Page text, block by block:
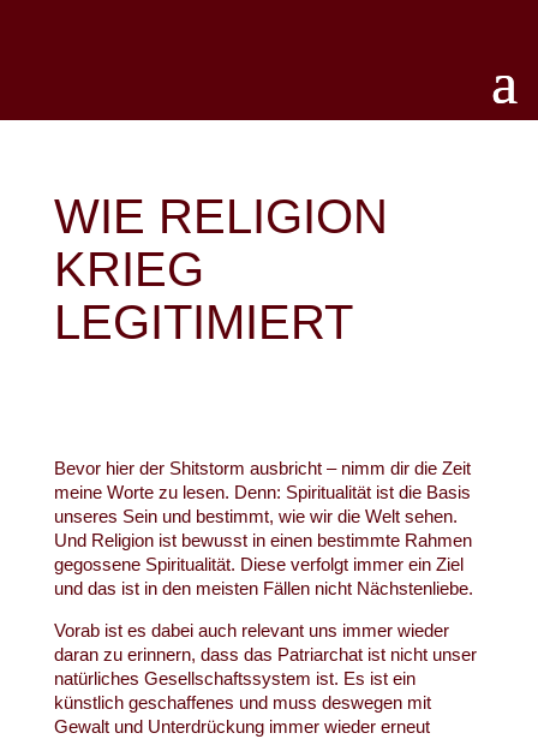
WIE RELIGION
KRIEG
LEGITIMIERT
Bevor hier der Shitstorm ausbricht – nimm dir die Zeit
meine Worte zu lesen. Denn: Spiritualität ist die Basis
unseres Sein und bestimmt, wie wir die Welt sehen.
Und Religion ist bewusst in einen bestimmte Rahmen
gegossene Spiritualität. Diese verfolgt immer ein Ziel
und das ist in den meisten Fällen nicht Nächstenliebe.
Vorab ist es dabei auch relevant uns immer wieder
daran zu erinnern, dass das Patriarchat ist nicht unser
natürliches Gesellschaftssystem ist. Es ist ein
künstlich geschaffenes und muss deswegen mit
Gewalt und Unterdrückung immer wieder erneut